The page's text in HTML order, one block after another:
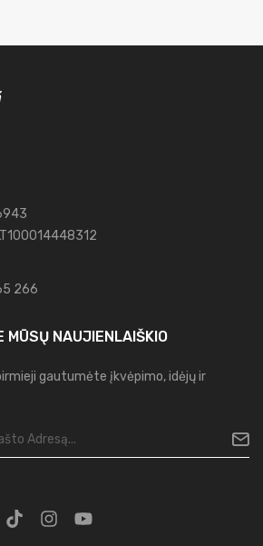
266
MŪSŲ NAUJIENLAIŠKIO
gautumėte įkvėpimo, idėjų ir